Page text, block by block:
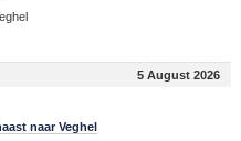
5 August 2026
naar Veghel